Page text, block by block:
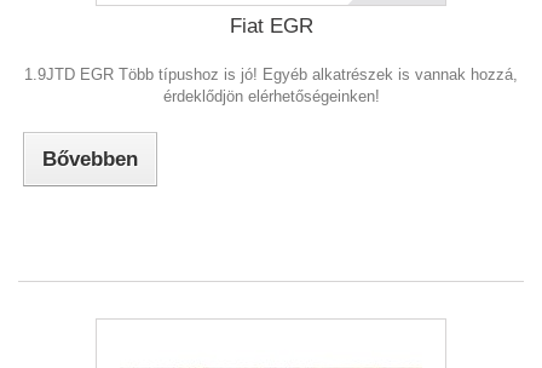
Fiat EGR
1.9JTD EGR Több típushoz is jó! Egyéb alkatrészek is vannak hozzá,
érdeklődjön elérhetőségeinken!
Bővebben